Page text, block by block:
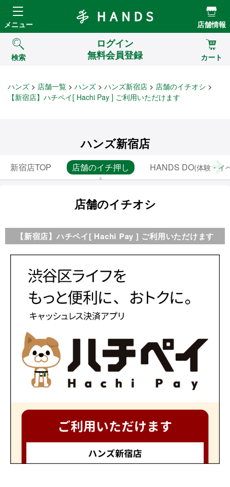
Hands ハンズ
メニュー 店舗情報
検索
ログイン
無料会員登録
カート
ハンズ 店舗一覧 ハンズ ハンズ新宿店
店舗のイチオシ
【新宿店】ハチペイ[ Hachi Pay ] ご利用いただけます
ハンズ新宿店
新宿店TOP 店舗のイチ押し HANDS DO(体験・イ
店舗のイチオシ
【新宿店】ハチペイ[ Hachi Pay ] ご利用いただけます